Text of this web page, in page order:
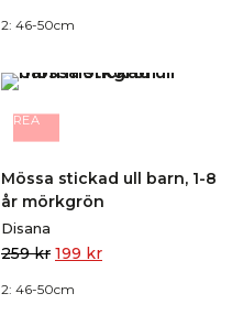
2: 46-50cm
REA
Mössa stickad ull barn, 1-8
år mörkgrön
Disana
259kr 199 kr
2: 46-50cm